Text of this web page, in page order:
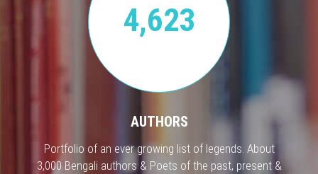
4,623
AUTHORS
Portfolio of an ever growing list of legends. About
3,000 Bengali authors & Poets of the past, present &